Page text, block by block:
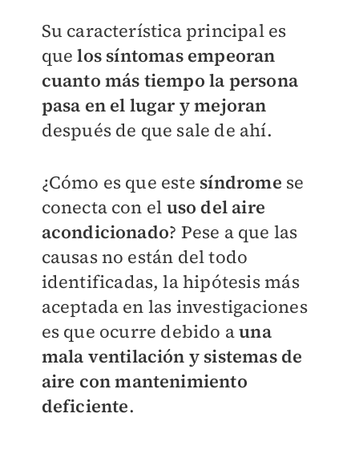
Su característica principal es
quelos síntomas empeoran
cuanto más tiempo la persona
pasa en el lugar y mejoran
después de que sale de ahí.
¿Cómo es que este síndrome se
conecta con el uso del aire
acondicionado? Pese a que las
causas no están del todo
identificadas, la hipótesis más
aceptada en las investigaciones
es que ocurre debido auna
mala ventilación y sistemas de
aire con mantenimiento
deficiente.